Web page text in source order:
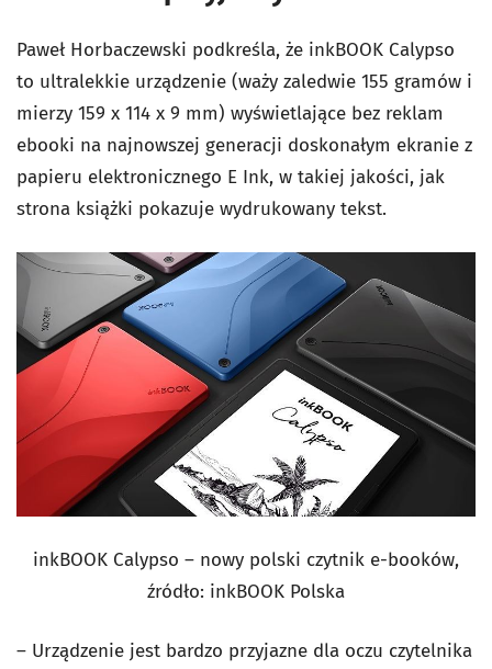
Paweł Horbaczewski podkreśla, że inkBOOK Calypso
to ultralekkie urządzenie (waży zaledwie 155 gramów i
mierzy 159 x 114 x 9 mm) wyświetlające bez reklam
ebooki na najnowszej generacji doskonałym ekranie z
papieru elektronicznego E Ink, w takiej jakości, jak
strona książki pokazuje wydrukowany tekst.
inkBOOK Calypso – nowy polski czytnik e-booków,
źródło: inkBOOK Polska
– Urządzenie jest bardzo przyjazne dla oczu czytelnika